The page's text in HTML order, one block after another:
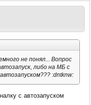
не понял... Вопрос
либо на МБ с
:dntknw:
с автозапуском